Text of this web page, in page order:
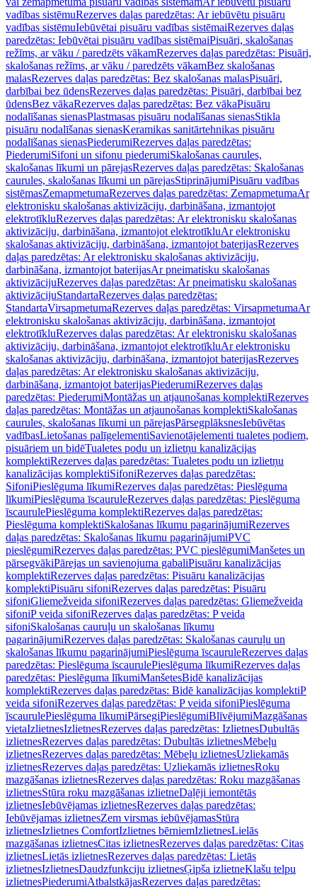
vadības sistēmuRezerves daļas paredzētas: Ar iebūvētu pisuāru
vadības sistēmuIebūvētai pisuāru vadības sistēmaiRezerves daļas
paredzētas: Iebūvētai pisuāru vadības sistēmaiPisuāri, skalošanas
režīms, ar vāku / paredzēts vākamRezerves daļas paredzētas: Pisuāri,
skalošanas režīms, ar vāku / paredzēts vākamBez skalošanas
malasRezerves daļas paredzētas: Bez skalošanas malasPisuāri,
darbībai bez ūdensRezerves daļas paredzētas: Pisuāri, darbībai bez
ūdensBez vākaRezerves daļas paredzētas: Bez vākaPisuāru
nodalīšanas sienasPlastmasas pisuāru nodalīšanas sienasStikla
pisuāru nodalīšanas sienasKeramikas sanitārtehnikas pisuāru
nodalīšanas sienasPiederumiRezerves daļas paredzētas:
PiederumiSifoni un sifonu piederumiSkalošanas caurules,
skalošanas līkumi un pārejasRezerves daļas paredzētas: Skalošanas
caurules, skalošanas līkumi un pārejasStiprinājumiPisuāru vadības
sistēmasZemapmetumaRezerves daļas paredzētas: ZemapmetumaAr
elektronisku skalošanas aktivizāciju, darbināšana, izmantojot
elektrotīkluRezerves daļas paredzētas: Ar elektronisku skalošanas
aktivizāciju, darbināšana, izmantojot elektrotīkluAr elektronisku
skalošanas aktivizāciju, darbināšana, izmantojot baterijasRezerves
daļas paredzētas: Ar elektronisku skalošanas aktivizāciju,
darbināšana, izmantojot baterijasAr pneimatisku skalošanas
aktivizācijuRezerves daļas paredzētas: Ar pneimatisku skalošanas
aktivizācijuStandartaRezerves daļas paredzētas:
StandartaVirsapmetumaRezerves daļas paredzētas: VirsapmetumaAr
elektronisku skalošanas aktivizāciju, darbināšana, izmantojot
elektrotīkluRezerves daļas paredzētas: Ar elektronisku skalošanas
aktivizāciju, darbināšana, izmantojot elektrotīkluAr elektronisku
skalošanas aktivizāciju, darbināšana, izmantojot baterijasRezerves
daļas paredzētas: Ar elektronisku skalošanas aktivizāciju,
darbināšana, izmantojot baterijasPiederumiRezerves daļas
paredzētas: PiederumiMontāžas un atjaunošanas komplektiRezerves
daļas paredzētas: Montāžas un atjaunošanas komplektiSkalošanas
caurules, skalošanas līkumi un pārejasPārsegplāksnesIebūvētas
vadībasLietošanas palīgelementiSavienotājelementi tualetes podiem,
pisuāriem un bidēTualetes podu un izlietņu kanalizācijas
komplektiRezerves daļas paredzētas: Tualetes podu un izlietņu
kanalizācijas komplektiSifoniRezerves daļas paredzētas:
SifoniPieslēguma līkumiRezerves daļas paredzētas: Pieslēguma
līkumiPieslēguma īscauruleRezerves daļas paredzētas: Pieslēguma
īscaurulePieslēguma komplektiRezerves daļas paredzētas:
Pieslēguma komplektiSkalošanas līkumu pagarinājumiRezerves
daļas paredzētas: Skalošanas līkumu pagarinājumiPVC
pieslēgumiRezerves daļas paredzētas: PVC pieslēgumiManšetes un
pārsegvākiPārejas un savienojuma gabaliPisuāru kanalizācijas
komplektiRezerves daļas paredzētas: Pisuāru kanalizācijas
komplektiPisuāru sifoniRezerves daļas paredzētas: Pisuāru
sifoniGliemežveida sifoniRezerves daļas paredzētas: Gliemežveida
sifoniP veida sifoniRezerves daļas paredzētas: P veida
sifoniSkalošanas cauruļu un skalošanas līkumu
pagarinājumiRezerves daļas paredzētas: Skalošanas cauruļu un
skalošanas līkumu pagarinājumiPieslēguma īscauruleRezerves daļas
paredzētas: Pieslēguma īscaurulePieslēguma līkumiRezerves daļas
paredzētas: Pieslēguma līkumiManšetesBidē kanalizācijas
komplektiRezerves daļas paredzētas: Bidē kanalizācijas komplektiP
veida sifoniRezerves daļas paredzētas: P veida sifoniPieslēguma
īscaurulePieslēguma līkumiPārsegiPieslēgumiBlīvējumiMazgāšanas
vietaIzlietnesIzlietnesRezerves daļas paredzētas: IzlietnesDubultās
izlietnesRezerves daļas paredzētas: Dubultās izlietnesMēbeļu
izlietnesRezerves daļas paredzētas: Mēbeļu izlietnesUzliekamās
izlietnesRezerves daļas paredzētas: Uzliekamās izlietnesRoku
mazgāšanas izlietnesRezerves daļas paredzētas: Roku mazgāšanas
izlietnesStūra roku mazgāšanas izlietneDaļēji iemontētās
izlietnesIebūvējamas izlietnesRezerves daļas paredzētas:
Iebūvējamas izlietnesZem virsmas iebūvējamasStūra
izlietnesIzlietnes ComfortIzlietnes bērniemIzlietnesLielās
mazgāšanas izlietnesCitas izlietnesRezerves daļas paredzētas: Citas
izlietnesLietās izlietnesRezerves daļas paredzētas: Lietās
izlietnesIzlietnesDaudzfunkciju izlietnesĢipša izlietneKlašu telpu
izlietnesPiederumiAtbalstkājasRezerves daļas paredzētas: